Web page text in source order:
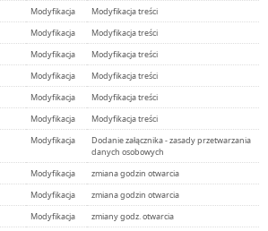
Modyfikacja
Modyfikacja treści
Modyfikacja
Modyfikacja treści
Modyfikacja
Modyfikacja treści
Modyfikacja
Modyfikacja treści
Modyfikacja
Modyfikacja treści
Modyfikacja
Modyfikacja treści
Modyfikacja
Dodanie załącznika - zasady przetwarzania
danych osobowych
Modyfikacja
zmiana godzin otwarcia
Modyfikacja
zmiana godzin otwarcia
Modyfikacja
zmiany godz. otwarcia